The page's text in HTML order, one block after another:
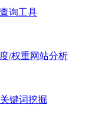
询工具
/权重网站分析
键词挖掘